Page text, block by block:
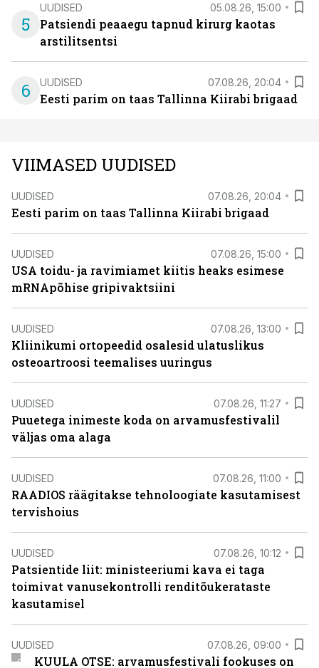
5
UUDISED 05.08.26, 15:00
Patsiendi peaaegu tapnud kirurg kaotas
arstilitsentsi
6 UUDISED 07.08.26, 20:04
Eesti parim on taas Tallinna Kiirabi brigaad
VIIMASED UUDISED
UUDISED 07.08.26, 20:04
Eesti parim on taas Tallinna Kiirabi brigaad
UUDISED 07.08.26, 15:00
USA toidu- ja ravimiamet kiitis heaks esimese
mRNApõhise gripivaktsiini
UUDISED 07.08.26, 13:00
Kliinikumi ortopeedid osalesid ulatuslikus
osteoartroosi teemalises uuringus
UUDISED 07.08.26, 11:27
Puuetega inimeste koda on arvamusfestivalil
väljas oma alaga
UUDISED 07.08.26, 11:00
RAADIOS räägitakse tehnoloogiate kasutamisest
tervishoius
UUDISED 07.08.26, 10:12
Patsientide liit: ministeeriumi kava ei taga
toimivat vanusekontrolli renditõukerataste
kasutamisel
UUDISED 07.08.26, 09:00
KUULA OTSE: arvamusfestivali fookuses on